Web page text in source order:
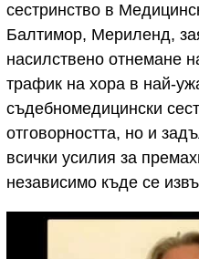
сестринство в
Балтимор, Мериленд,
насилствено отнемане
трафик на хора в най-
съдебномедицински
отговорността, но и
всички усилия за
независимо къде се